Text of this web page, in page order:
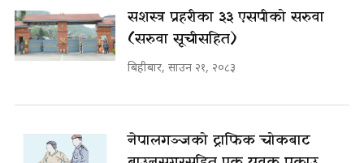
सशस्त्र प्रहरीका ३३ एसपीको सरुवा
(सरुवा सूचीसहित)
बिहीबार, साउन २१, २०८३
नेपालगञ्जको ट्राफिक चोकबाट